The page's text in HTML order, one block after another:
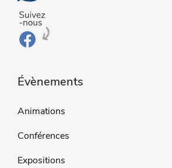
Évènements
Animations
Conférences
Expositions